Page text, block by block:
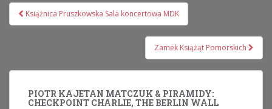
Nawigacja
wpisu
Książnica Pruszkowska Sala koncertowa MDK
Zamek Książąt Pomorskich
PIOTR KAJETAN MATCZUK & PIRAMIDY:
CHECKPOINT CHARLIE, THE BERLIN WALL